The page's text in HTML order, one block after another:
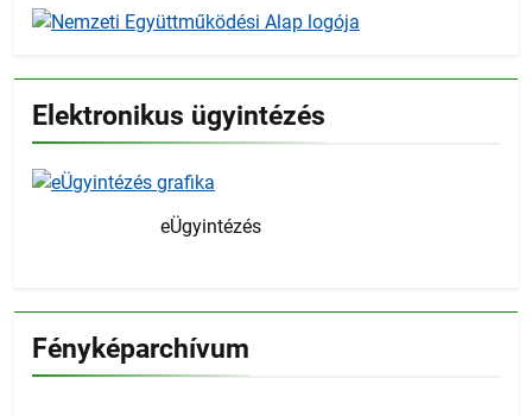
Elektronikus ügyintézés
eÜgyintézés
Fényképarchívum